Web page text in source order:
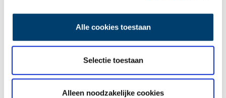
Alle cookies toestaan
Selectie toestaan
Alleen noodzakelijke cookies
Maak een rondwandeling